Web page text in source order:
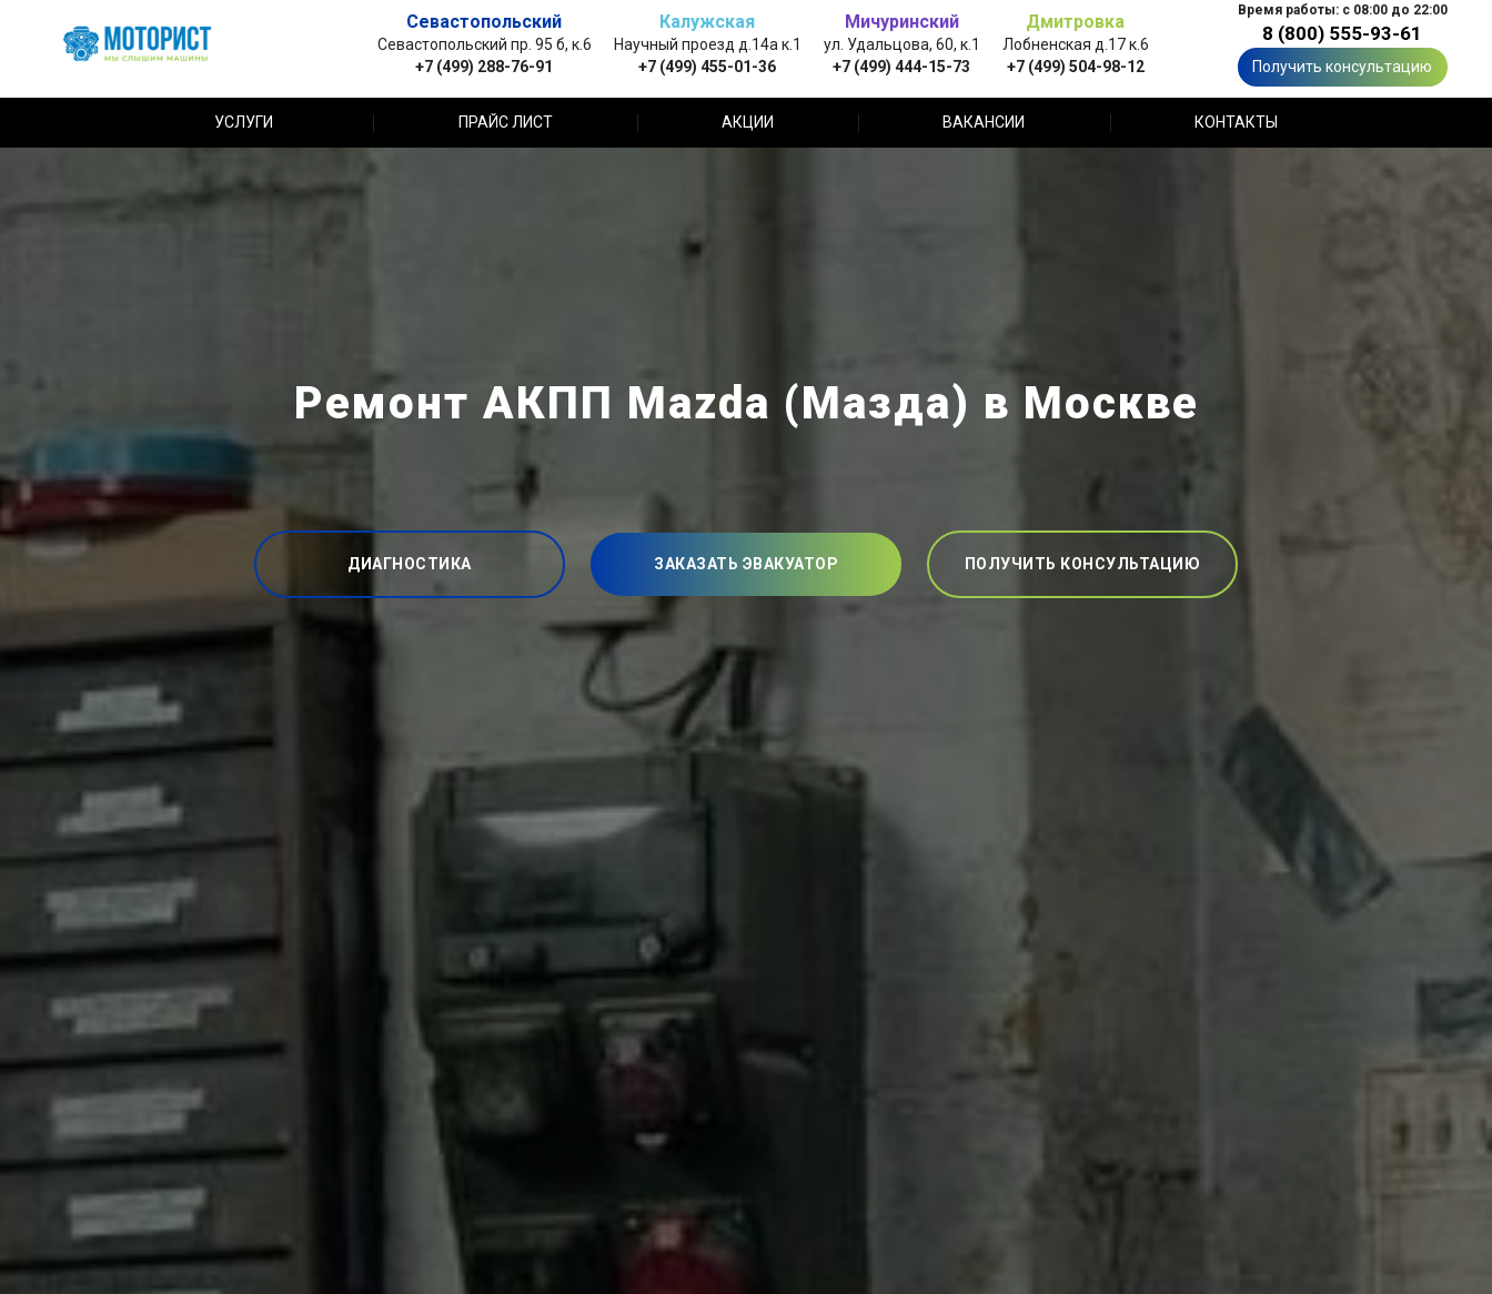
Севастопольский
Севастопольский пр. 95 б, к.6
+7 (499) 288-76-91
Калужская
Научный проезд д.14а к.1
+7 (499) 455-01-36
Мичуринский
ул. Удальцова, 60, к.1
+7 (499) 444-15-73
Дмитровка
Лобненская д.17 к.6
+7 (499) 504-98-12
Время работы: с 08:00 до 22:00
8 (800) 555-93-61
Получить консультацию
УСЛУГИ ПРАЙС ЛИСТ АКЦИИ ВАКАНСИИ КОНТАКТЫ
Ремонт АКПП Mazda (Мазда) в Москве
ДИАГНОСТИКА ЗАКАЗАТЬ ЭВАКУАТОР ПОЛУЧИТЬ КОНСУЛЬТАЦИЮ